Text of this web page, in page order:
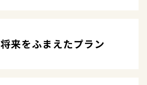
将来をふまえたプラン